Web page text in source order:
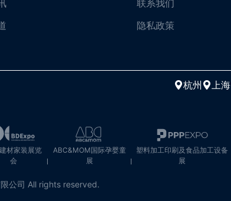
联系我们
隐私政策
杭州 上海
材家装展览
会
ABC&MOM国际孕婴童
展
塑料加工印刷及食品加工设备
展
公司 All rights reserved.